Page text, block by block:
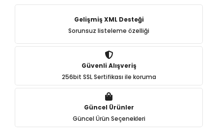
Gelişmiş XML Desteği
Sorunsuz listeleme özelliği
Güvenli Alışveriş
256bit SSL Sertifikası ile koruma
Güncel Ürünler
Güncel Ürün Seçenekleri